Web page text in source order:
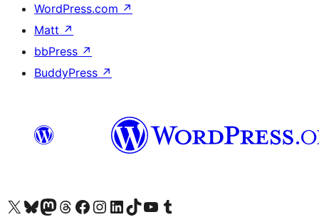
WordPress.com ↗
Matt ↗
bbPress ↗
BuddyPress ↗
X(이전 트위터) 계정 방문하기블루스카이 계정 방문하기마스토돈 계정 방문하기스레드 계정 방문하기 페이스북 페이지 방문하기인스타그램 계정 방문하기 LinkedIn 계정 방문하기틱톡 계정 방문하기유튜브 채널 방문하기 텀블러 계정 방문하기